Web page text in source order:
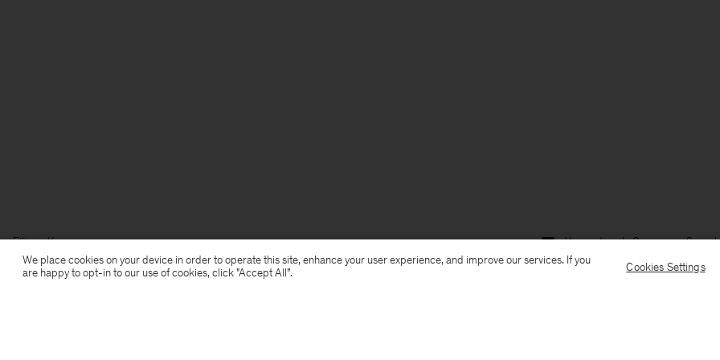
Filippa K Versand nach: Germany
We place cookies on your device in order to operate this site, enhance your user experience, and improve our services. If you
are happy to opt-in to our use of cookies, click "Accept All”.
Cookies Settings